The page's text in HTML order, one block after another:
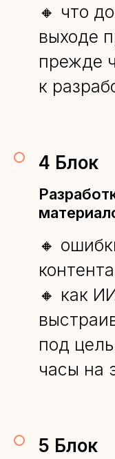
🔸 что
выходе
прежде
к
4 Блок
🔸
контента
🔸 как
под
часы на
5 Блок